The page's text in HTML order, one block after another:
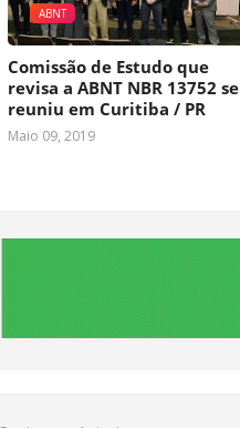
ABNT
Comissão de Estudo que
revisa a ABNT NBR 13752 se
reuniu em Curitiba / PR
Maio 09, 2019